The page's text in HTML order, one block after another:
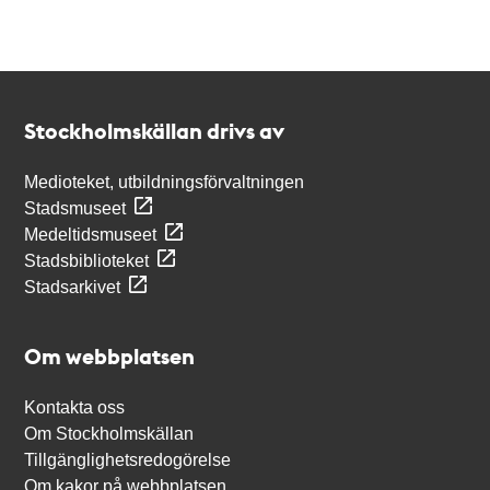
Stockholmskällan drivs av
Medioteket, utbildningsförvaltningen
Stadsmuseet
Medeltidsmuseet
Stadsbiblioteket
Stadsarkivet
Om webbplatsen
Kontakta oss
Om Stockholmskällan
Tillgänglighetsredogörelse
Om kakor på webbplatsen